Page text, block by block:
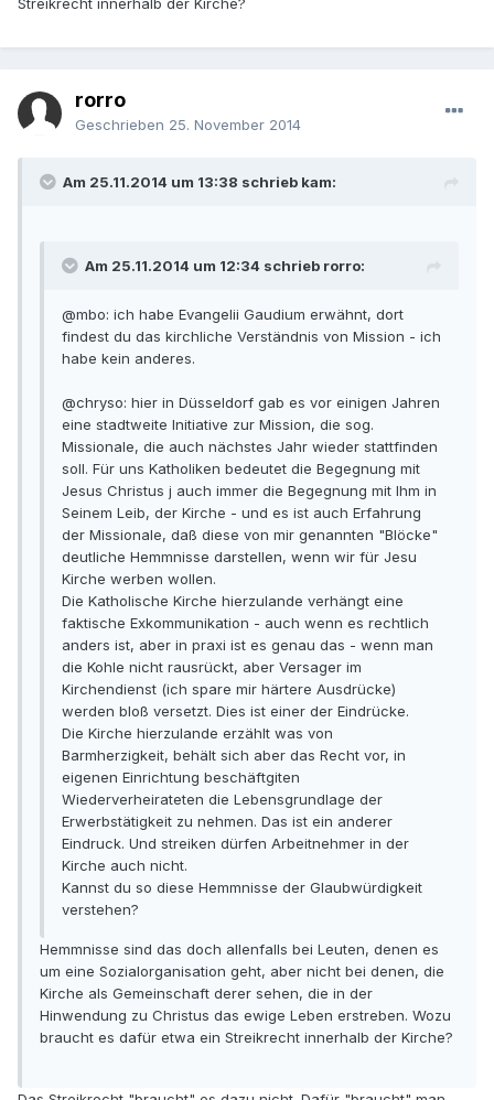
Streikrecht innerhalb der Kirche?
rorro
Geschrieben 25. November 2014
Am 25.11.2014 um 13:38 schrieb kam:
Am 25.11.2014 um 12:34 schrieb rorro:
@mbo: ich habe Evangelii Gaudium erwähnt, dort
findest du das kirchliche Verständnis von Mission - ich
habe kein anderes.
@chryso: hier in Düsseldorf gab es vor einigen Jahren
eine stadtweite Initiative zur Mission, die sog.
Missionale, die auch nächstes Jahr wieder stattfinden
soll. Für uns Katholiken bedeutet die Begegnung mit
Jesus Christus j auch immer die Begegnung mit Ihm in
Seinem Leib, der Kirche - und es ist auch Erfahrung
der Missionale, daß diese von mir genannten "Blöcke"
deutliche Hemmnisse darstellen, wenn wir für Jesu
Kirche werben wollen.
Die Katholische Kirche hierzulande verhängt eine
faktische Exkommunikation - auch wenn es rechtlich
anders ist, aber in praxi ist es genau das - wenn man
die Kohle nicht rausrückt, aber Versager im
Kirchendienst (ich spare mir härtere Ausdrücke)
werden bloß versetzt. Dies ist einer der Eindrücke.
Die Kirche hierzulande erzählt was von
Barmherzigkeit, behält sich aber das Recht vor, in
eigenen Einrichtung beschäftgiten
Wiederverheirateten die Lebensgrundlage der
Erwerbstätigkeit zu nehmen. Das ist ein anderer
Eindruck. Und streiken dürfen Arbeitnehmer in der
Kirche auch nicht.
Kannst du so diese Hemmnisse der Glaubwürdigkeit
verstehen?
Hemmnisse sind das doch allenfalls bei Leuten, denen es
um eine Sozialorganisation geht, aber nicht bei denen, die
Kirche als Gemeinschaft derer sehen, die in der
Hinwendung zu Christus das ewige Leben erstreben. Wozu
braucht es dafür etwa ein Streikrecht innerhalb der Kirche?